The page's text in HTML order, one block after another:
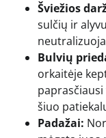
Šviežios
sulčių ir
Bulvių
orkaitėje
šiuo
Padažai: